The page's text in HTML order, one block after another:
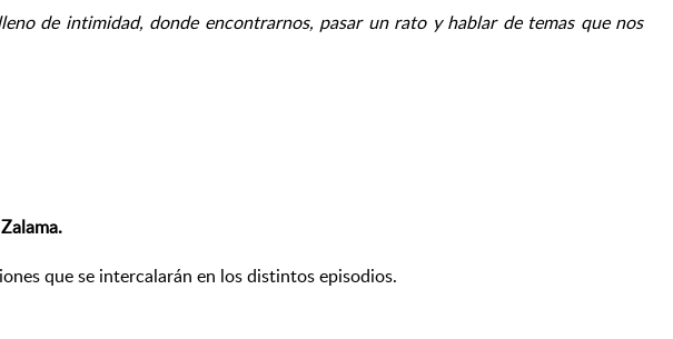
de intimidad, donde encontrarnos, pasar un rato y hablar de temas que nos
que se intercalarán en los distintos episodios.